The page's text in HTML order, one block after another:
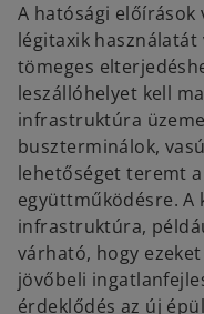
A hatósági
légitaxik
tömeges
leszállóhelyet kell
infrastruktúra
buszterminálok,
lehetőséget teremt
együttműködésre. A
infrastruktúra,
várható, hogy
jövőbeli
érdeklődés az új